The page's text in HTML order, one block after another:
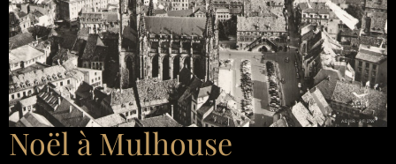
Noël à Mulhouse